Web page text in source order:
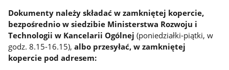
Dokumenty należy składać w zamkniętej kopercie,
bezpośrednio w siedzibie Ministerstwa Rozwoju i
Technologii w Kancelarii Ogólnej(poniedziałki-piątki, w
godz. 8.15-16.15),albo przesyłać, w zamkniętej
kopercie pod adresem: